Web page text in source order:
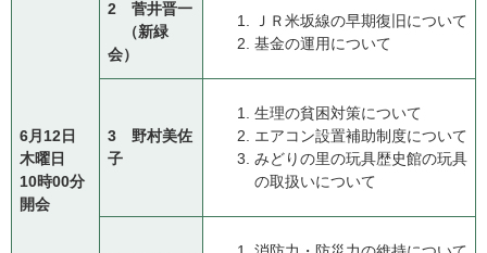
6月12日
木曜日
10時00分
開会
2 菅井晋一​
（新緑
会）
ＪＲ米坂線の早期復旧について
基金の運用について
3 野村美佐
子
生理の貧困対策について
エアコン設置補助制度について
みどりの里の玩具歴史館の玩具
の取扱いについて